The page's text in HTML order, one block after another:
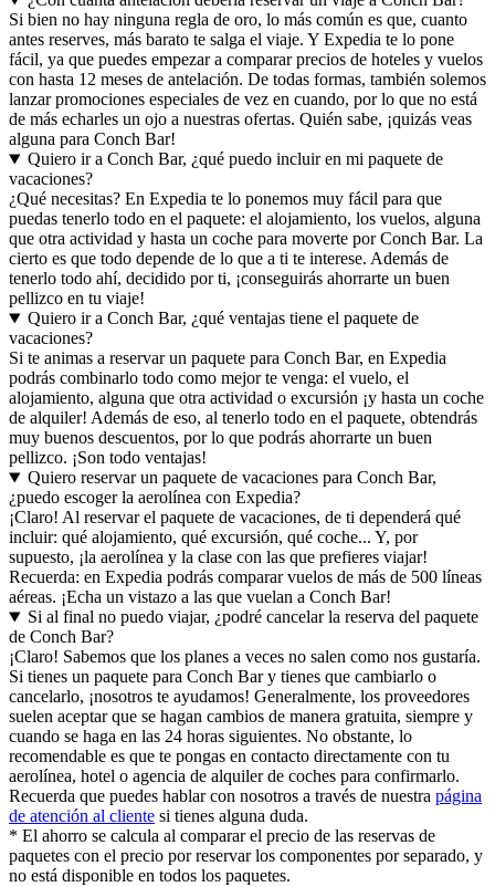
Si bien no hay ninguna regla de oro, lo más común es que, cuanto
antes reserves, más barato te salga el viaje. Y Expedia te lo pone
fácil, ya que puedes empezar a comparar precios de hoteles y vuelos
con hasta 12 meses de antelación. De todas formas, también solemos
lanzar promociones especiales de vez en cuando, por lo que no está
de más echarles un ojo a nuestras ofertas. Quién sabe, ¡quizás veas
alguna para Conch Bar!
Quiero ir a Conch Bar, ¿qué puedo incluir en mi paquete de
vacaciones?
¿Qué necesitas? En Expedia te lo ponemos muy fácil para que
puedas tenerlo todo en el paquete: el alojamiento, los vuelos, alguna
que otra actividad y hasta un coche para moverte por Conch Bar. La
cierto es que todo depende de lo que a ti te interese. Además de
tenerlo todo ahí, decidido por ti, ¡conseguirás ahorrarte un buen
pellizco en tu viaje!
Quiero ir a Conch Bar, ¿qué ventajas tiene el paquete de
vacaciones?
Si te animas a reservar un paquete para Conch Bar, en Expedia
podrás combinarlo todo como mejor te venga: el vuelo, el
alojamiento, alguna que otra actividad o excursión ¡y hasta un coche
de alquiler! Además de eso, al tenerlo todo en el paquete, obtendrás
muy buenos descuentos, por lo que podrás ahorrarte un buen
pellizco. ¡Son todo ventajas!
Quiero reservar un paquete de vacaciones para Conch Bar,
¿puedo escoger la aerolínea con Expedia?
¡Claro! Al reservar el paquete de vacaciones, de ti dependerá qué
incluir: qué alojamiento, qué excursión, qué coche... Y, por
supuesto, ¡la aerolínea y la clase con las que prefieres viajar!
Recuerda: en Expedia podrás comparar vuelos de más de 500 líneas
aéreas. ¡Echa un vistazo a las que vuelan a Conch Bar!
Si al final no puedo viajar, ¿podré cancelar la reserva del paquete
de Conch Bar?
¡Claro! Sabemos que los planes a veces no salen como nos gustaría.
Si tienes un paquete para Conch Bar y tienes que cambiarlo o
cancelarlo, ¡nosotros te ayudamos! Generalmente, los proveedores
suelen aceptar que se hagan cambios de manera gratuita, siempre y
cuando se haga en las 24 horas siguientes. No obstante, lo
recomendable es que te pongas en contacto directamente con tu
aerolínea, hotel o agencia de alquiler de coches para confirmarlo.
Recuerda que puedes hablar con nosotros a través de nuestra página
de atención al cliente si tienes alguna duda.
* El ahorro se calcula al comparar el precio de las reservas de
paquetes con el precio por reservar los componentes por separado, y
no está disponible en todos los paquetes.